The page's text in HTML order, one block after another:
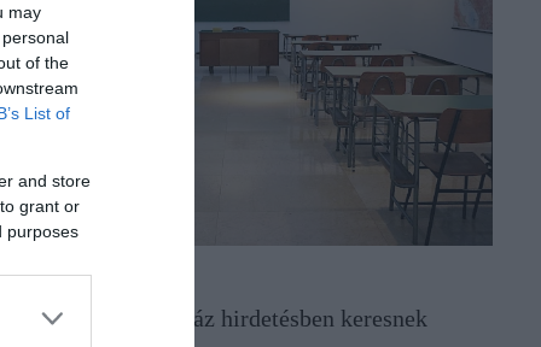
may
of the
List of
and store
grant or
purposes
Szorít az idő: több száz hirdetésben keresnek